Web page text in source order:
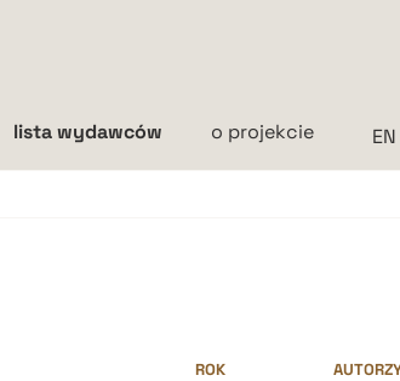
lista wydawców o projekcie
ROK